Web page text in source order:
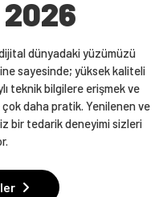
dünyadaki yüzümüzü
sayesinde; yüksek kaliteli
teknik bilgilere erişmek ve
daha pratik. Yenilenen ve
bir tedarik deneyimi sizleri